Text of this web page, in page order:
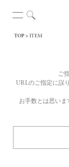
TOP ITEM
ご
URLのご指定に誤
お手数とは思いま